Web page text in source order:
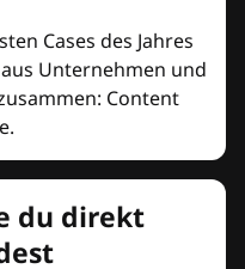
Cases des Jahres
Unternehmen und
Content
du direkt